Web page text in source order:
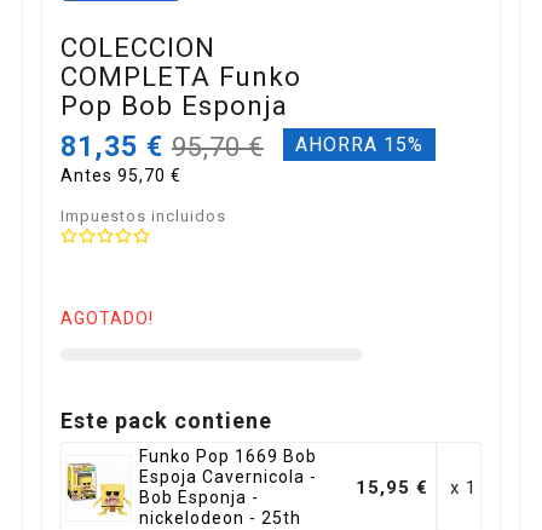
COLECCION
COMPLETA Funko
Pop Bob Esponja
81,35 € 95,70 € AHORRA 15%
Antes 95,70 €
Impuestos incluidos
AGOTADO!
Este pack contiene
Funko Pop 1669 Bob
Espoja Cavernicola -
Bob Esponja -
nickelodeon - 25th
15,95 € x 1